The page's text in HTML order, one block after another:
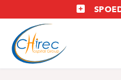
en
naar
inhoud